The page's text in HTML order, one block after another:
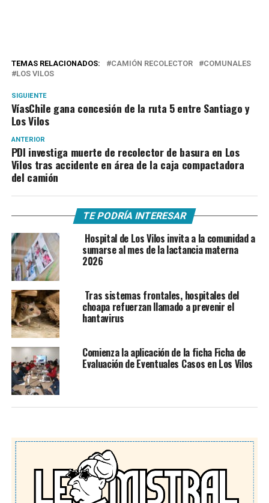
TEMAS RELACIONADOS: CAMIÓN RECOLECTOR
COMUNALES
LOS VILOS
SIGUIENTE
VíasChile gana concesión de la ruta 5 entre Santiago y
Los Vilos
ANTERIOR
PDI investiga muerte de recolector de basura en Los
Vilos tras accidente en área de la caja compactadora
del camión
TE PODRÍA INTERESAR
Hospital de Los Vilos invita a la comunidad a
sumarse al mes de la lactancia materna
2026
Tras sistemas frontales, hospitales del
choapa refuerzan llamado a prevenir el
hantavirus
Comienza la aplicación de la ficha Ficha de
Evaluación de Eventuales Casos en Los Vilos